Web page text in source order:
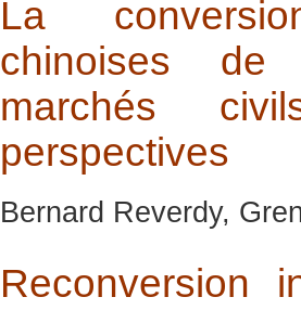
La
chinoises
marchés
perspectives
Bernard Reverdy,
Reconversion